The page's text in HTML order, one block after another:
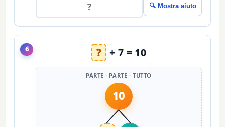
🔍 Mostra aiuto
6 ? + 7 = 10
PARTE · PARTE · TUTTO
10